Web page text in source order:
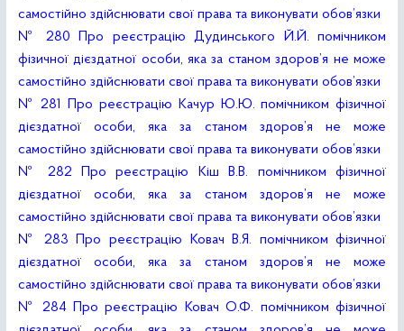
самостійно здійснювати свої права та виконувати обов’язки
№ 280 Про реєстрацію Дудинського Й.Й. помічником
фізичної дієздатної особи, яка за станом здоров’я не може
самостійно здійснювати свої права та виконувати обов’язки
№ 281 Про реєстрацію Качур Ю.Ю. помічником фізичної
дієздатної особи, яка за станом здоров’я не може
самостійно здійснювати свої права та виконувати обов’язки
№ 282 Про реєстрацію Кіш В.В. помічником фізичної
дієздатної особи, яка за станом здоров’я не може
самостійно здійснювати свої права та виконувати обов’язки
№ 283 Про реєстрацію Ковач В.Я. помічником фізичної
дієздатної особи, яка за станом здоров’я не може
самостійно здійснювати свої права та виконувати обов’язки
№ 284 Про реєстрацію Ковач О.Ф. помічником фізичної